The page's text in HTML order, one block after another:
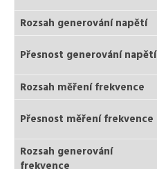
Rozsah generování napětí
Přesnost generování napětí
Rozsah měření frekvence
Přesnost měření frekvence
Rozsah generování